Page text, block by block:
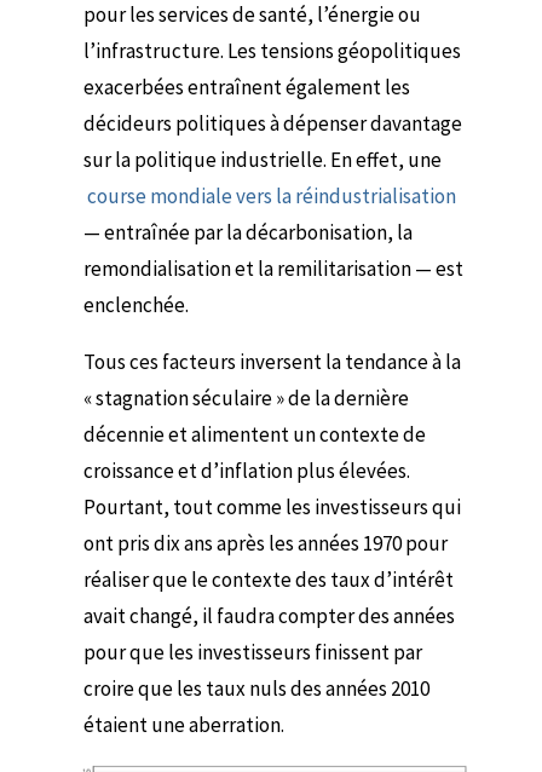
pour les services de santé, l’énergie ou
l’infrastructure. Les tensions géopolitiques
exacerbées entraînent également les
décideurs politiques à dépenser davantage
sur la politique industrielle. En effet, une
course mondiale vers la réindustrialisation
— entraînée par la décarbonisation, la
remondialisation et la remilitarisation — est
enclenchée.
Tous ces facteurs inversent la tendance à la
« stagnation séculaire » de la dernière
décennie et alimentent un contexte de
croissance et d’inflation plus élevées.
Pourtant, tout comme les investisseurs qui
ont pris dix ans après les années 1970 pour
réaliser que le contexte des taux d’intérêt
avait changé, il faudra compter des années
pour que les investisseurs finissent par
croire que les taux nuls des années 2010
étaient une aberration.